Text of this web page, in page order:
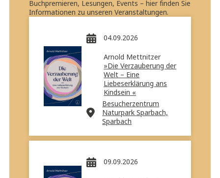
Buchpremieren, Lesungen, Events – hier finden Sie
Informationen zu unseren Veranstaltungen.
04.09.2026
Arnold Mettnitzer
»Die Verzauberung der
Welt – Eine
Liebeserklärung ans
Kindsein «
Besucherzentrum
Naturpark Sparbach,
Sparbach
09.09.2026